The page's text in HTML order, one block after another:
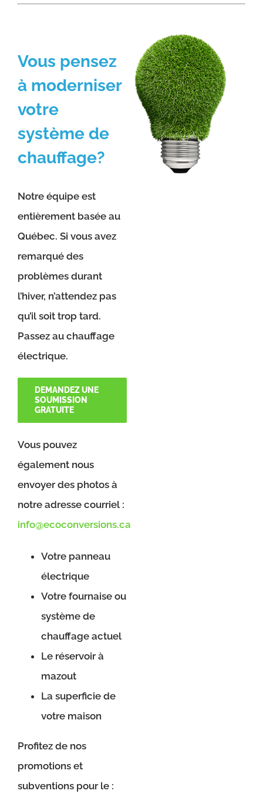
Vous pensez
à moderniser
votre
système de
chauffage?
Notre équipe est
entièrement basée au
Québec. Si vous avez
remarqué des
problèmes durant
l’hiver, n’attendez pas
qu’il soit trop tard.
Passez au chauffage
électrique.
DEMANDEZ UNE
SOUMISSION
GRATUITE
Vous pouvez
également nous
envoyer des photos à
notre adresse courriel :
info@ecoconversions.ca
Votre panneau
électrique
Votre fournaise ou
système de
chauffage actuel
Le réservoir à
mazout
La superficie de
votre maison
Profitez de nos
promotions et
subventions pour le :